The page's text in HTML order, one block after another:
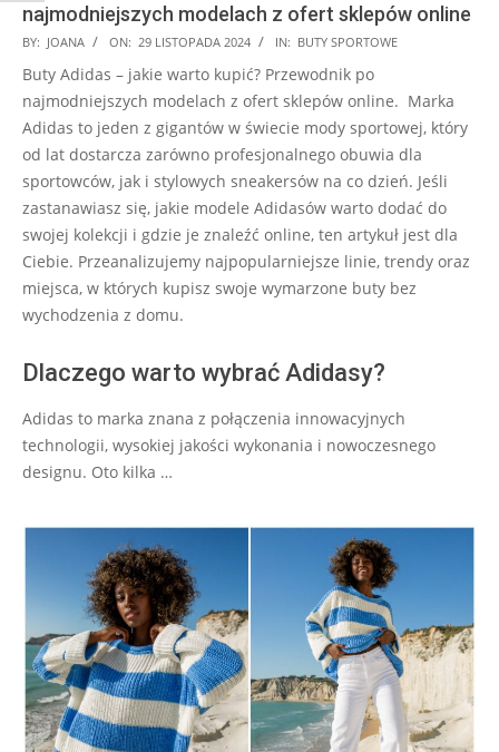
najmodniejszych modelach z ofert sklepów online
2024-
11-
BY: JOANA ON: 29 LISTOPADA 2024 IN: BUTY SPORTOWE
Buty Adidas – jakie warto kupić? Przewodnik po
najmodniejszych modelach z ofert sklepów online. Marka
Adidas to jeden z gigantów w świecie mody sportowej, który
od lat dostarcza zarówno profesjonalnego obuwia dla
sportowców, jak i stylowych sneakersów na co dzień. Jeśli
zastanawiasz się, jakie modele Adidasów warto dodać do
swojej kolekcji i gdzie je znaleźć online, ten artykuł jest dla
Ciebie. Przeanalizujemy najpopularniejsze linie, trendy oraz
miejsca, w których kupisz swoje wymarzone buty bez
wychodzenia z domu.
Dlaczego warto wybrać Adidasy?
Adidas to marka znana z połączenia innowacyjnych
technologii, wysokiej jakości wykonania i nowoczesnego
designu. Oto kilka …